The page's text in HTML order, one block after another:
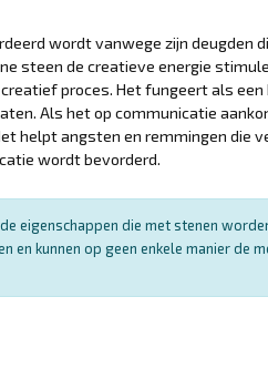
wordt vanwege zijn deugden
steen de creatieve energie
proces. Het fungeert als
Als het op communicatie
helpt angsten en remmingen die
wordt bevorderd.
eigenschappen die met stenen
kunnen op geen enkele manier de